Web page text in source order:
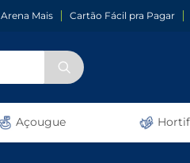
Arena Mais Cartão Fácil pra Pagar
Açougue